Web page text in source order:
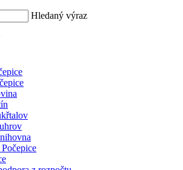
Hledaný výraz